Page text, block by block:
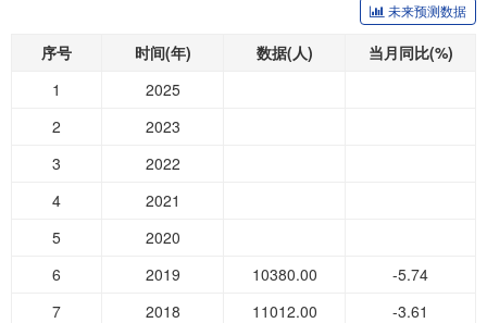
未来预测数据
序号 时间(年) 数据(人)
当月同比(%)
1
2025
2
2023
3
2022
4
2021
5
2020
6
2019 10380.00
-5.74
7
2018 11012.00
-3.61